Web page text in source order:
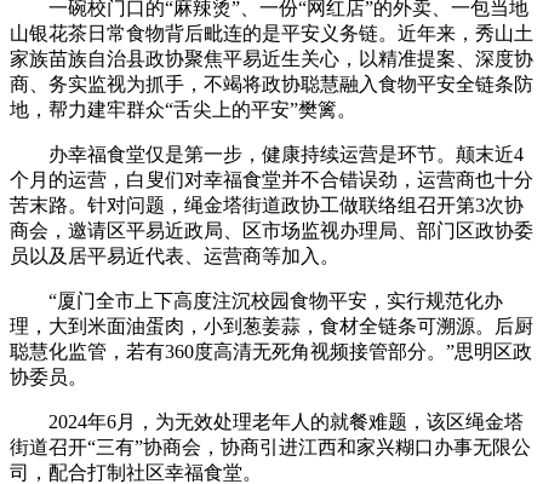
一碗校门口的“麻辣烫”、一份“网红店”的外卖、一包当地
山银花茶日常食物背后毗连的是平安义务链。近年来，秀山土
家族苗族自治县政协聚焦平易近生关心，以精准提案、深度协
商、务实监视为抓手，不竭将政协聪慧融入食物平安全链条防
地，帮力建牢群众“舌尖上的平安”樊篱。
办幸福食堂仅是第一步，健康持续运营是环节。颠末近4
个月的运营，白叟们对幸福食堂并不合错误劲，运营商也十分
苦末路。针对问题，绳金塔街道政协工做联络组召开第3次协
商会，邀请区平易近政局、区市场监视办理局、部门区政协委
员以及居平易近代表、运营商等加入。
“厦门全市上下高度注沉校园食物平安，实行规范化办
理，大到米面油蛋肉，小到葱姜蒜，食材全链条可溯源。后厨
聪慧化监管，若有360度高清无死角视频接管部分。”思明区政
协委员。
2024年6月，为无效处理老年人的就餐难题，该区绳金塔
街道召开“三有”协商会，协商引进江西和家兴糊口办事无限公
司，配合打制社区幸福食堂。